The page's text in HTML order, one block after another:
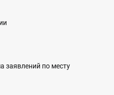
заявлений по месту